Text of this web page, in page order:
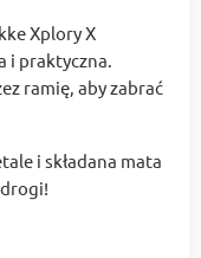
Xplory X
i praktyczna.
ramię, aby zabrać
i składana mata